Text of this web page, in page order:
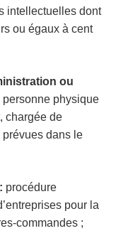
intellectuelles dont
ou égaux à cent
ou
personne physique
chargée de
prévues dans le
procédure
pour la
commandes ;